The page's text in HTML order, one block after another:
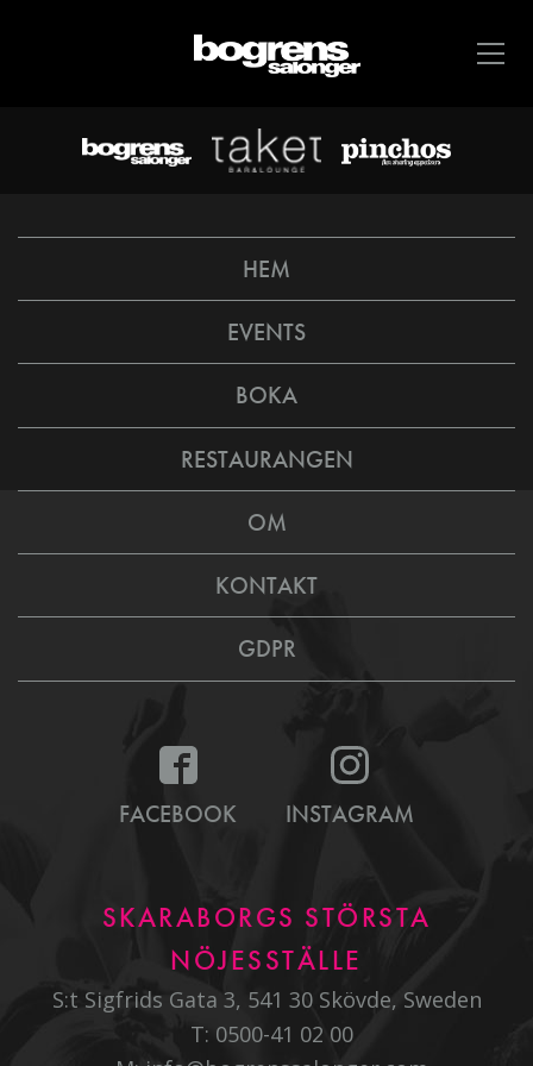
HEM
EVENTS
BOKA
RESTAURANGEN
OM
KONTAKT
GDPR
FACEBOOK INSTAGRAM
SKARABORGS STÖRSTA
NÖJESSTÄLLE
S:t Sigfrids Gata 3, 541 30 Skövde, Sweden
T: 0500-41 02 00